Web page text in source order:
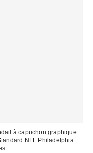
à capuchon graphique
NFL Philadelphia